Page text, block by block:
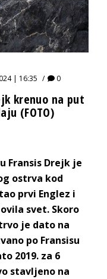
| 16:35 0
krenuo na put
(FOTO)
Fransis Drejk je
ostrva kod
prvi Englez i
svet. Skoro
je dato na
po Fransisu
2019. za 6
stavljeno na